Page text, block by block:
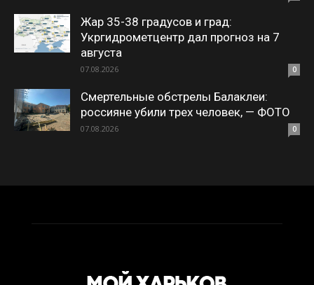
Жар 35-38 градусов и град:
Укргидрометцентр дал прогноз на 7
августа
07.08.2026 0
Смертельные обстрелы Балаклеи:
россияне убили трех человек, — ФОТО
07.08.2026 0